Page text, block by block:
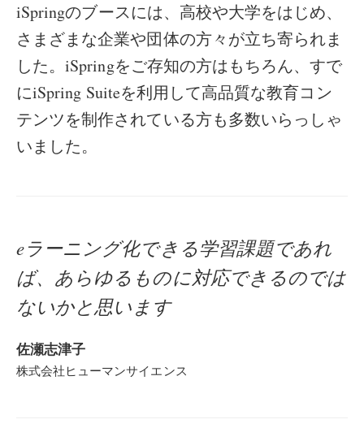
iSpringのブースには、高校や大学をはじめ、
さまざまな企業や団体の方々が立ち寄られま
した。iSpringをご存知の方はもちろん、すで
にiSpring Suiteを利用して高品質な教育コン
テンツを制作されている方も多数いらっしゃ
いました。
eラーニング化できる学習課題であれ
ば、あらゆるものに対応できるのでは
ないかと思います
佐瀬志津子
株式会社ヒューマンサイエンス